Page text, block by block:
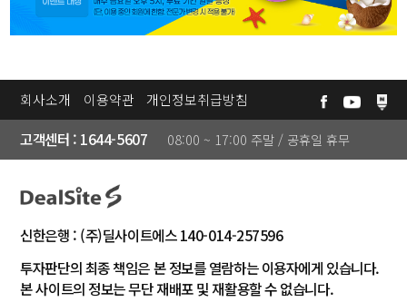
터
공
지
사
자
주
하
는
회사소개 이용약관 개인정보취급방침
고객센터 : 1644-5607 08:00 ~ 17:00 주말 / 공휴일 휴무
신한은행 : (주)딜사이트에스 140-014-257596
투자판단의 최종 책임은 본 정보를 열람하는 이용자에게 있습니다.
본 사이트의 정보는 무단 재배포 및 재활용할 수 없습니다.